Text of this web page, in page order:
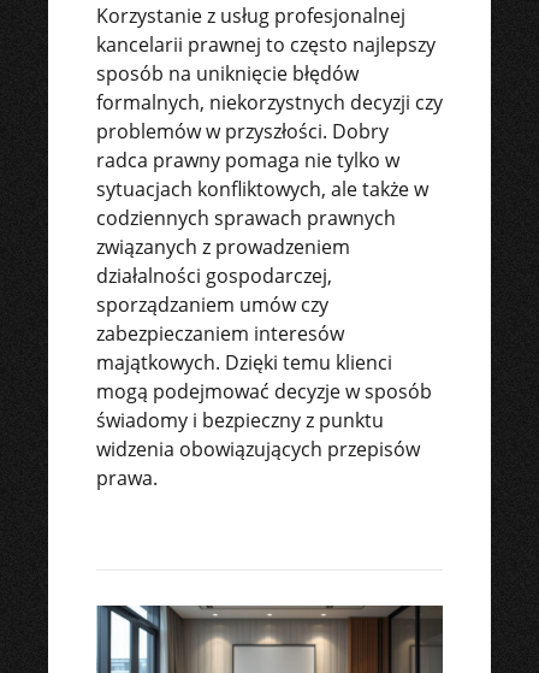
Korzystanie z usług profesjonalnej
kancelarii prawnej to często najlepszy
sposób na uniknięcie błędów
formalnych, niekorzystnych decyzji czy
problemów w przyszłości. Dobry
radca prawny pomaga nie tylko w
sytuacjach konfliktowych, ale także w
codziennych sprawach prawnych
związanych z prowadzeniem
działalności gospodarczej,
sporządzaniem umów czy
zabezpieczaniem interesów
majątkowych. Dzięki temu klienci
mogą podejmować decyzje w sposób
świadomy i bezpieczny z punktu
widzenia obowiązujących przepisów
prawa.